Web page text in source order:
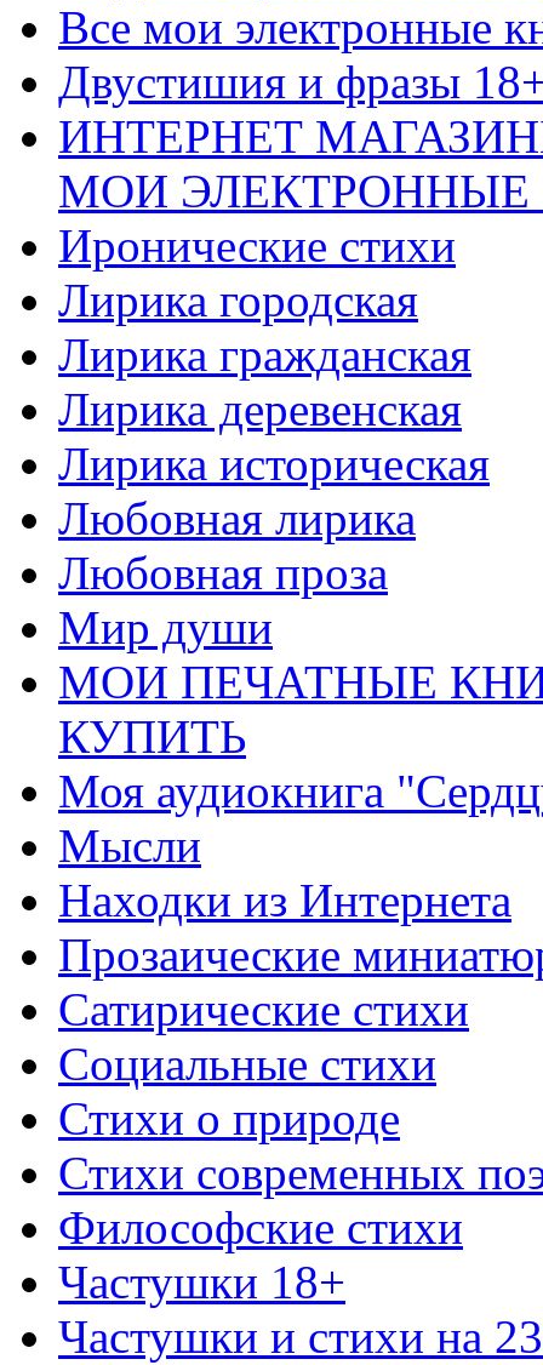
Все мои электронные
Двустишия и фразы
ИНТЕРНЕТ
МОИ ЭЛЕКТРОННЫЕ
Иронические стихи
Лирика городская
Лирика гражданская
Лирика деревенская
Лирика историческая
Любовная лирика
Любовная проза
Мир души
МОИ ПЕЧАТНЫЕ
КУПИТЬ
Моя аудиокнига
Мысли
Находки из Интернета
Прозаические
Сатирические стихи
Социальные стихи
Стихи о природе
Стихи современных
Философские стихи
Частушки 18+
Частушки и стихи на